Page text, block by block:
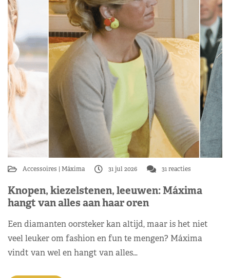
Accessoires Máxima 31 jul 2026 31 reacties
Knopen, kiezelstenen, leeuwen: Máxima
hangt van alles aan haar oren
Een diamanten oorsteker kan altijd, maar is het niet
veel leuker om fashion en fun te mengen? Máxima
vindt van wel en hangt van alles…